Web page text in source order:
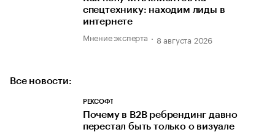
спецтехнику: находим лиды в
интернете
Мнение эксперта 8 августа 2026
Все новости:
РЕКСОФТ
Почему в B2B ребрендинг давно
перестал быть только о визуале